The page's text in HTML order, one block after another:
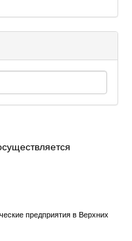
предприятия в Верхних